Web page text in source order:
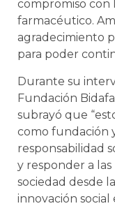
compromiso con
farmacéutico.
agradecimiento
para poder
Durante su
Fundación
subrayó que
como fundación
responsabilidad
y responder a las
sociedad desde la
innovación